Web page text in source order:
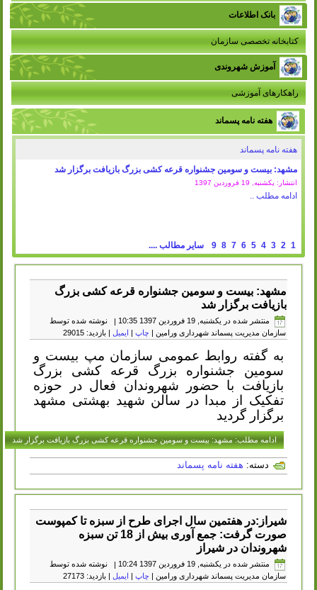
بانک اطلاعات
کتابخانه تخصصی سازمان
آموزش شهروندی
راهکارهای آموزشی
هفته نامه پسماند
هفته نامه پسماند
شیراز:در هفتمین سال اجرای طرح از سبزه تا کمپوست صورت گرفت: جمع
آوری بیش از 18 تن سبزه شهروندان در شیراز
انتشار: یکشنبه, 19 فروردين 1397
1
2
3
4
5
6
7
8
9 سایر مطالب ....
مشهد: بیست و سومین جشنواره قرعه کشی بزرگ
بازیافت برگزار شد
منتشر شده در یکشنبه, 19 فروردين 1397 10:35 |
نوشته شده توسط
سازمان مدیریت پسماند شهرداری ورامین | چاپ | ایمیل | بازدید: 29015
به گفته روابط عمومی سازمان مپ بیست و
سومین جشنواره بزرگ قرعه کشی بزرگ
بازیافت با حضور شهروندان فعال در حوزه
تفکیک از مبدا در سالن شهید بهشتی مشهد
برگزار گردید
ادامه مطلب: مشهد: بیست و سومین جشنواره قرعه کشی بزرگ بازیافت برگزار شد
دسته: هفته نامه پسماند
شیراز:در هفتمین سال اجرای طرح از سبزه تا کمپوست
صورت گرفت: جمع آوری بیش از 18 تن سبزه
شهروندان در شیراز
منتشر شده در یکشنبه, 19 فروردين 1397 10:24 |
نوشته شده توسط
سازمان مدیریت پسماند شهرداری ورامین | چاپ | ایمیل | بازدید: 27173